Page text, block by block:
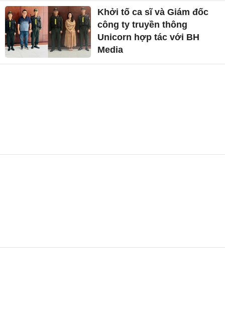
Khởi tố ca sĩ và Giám đốc
công ty truyền thông
Unicorn hợp tác với BH
Media